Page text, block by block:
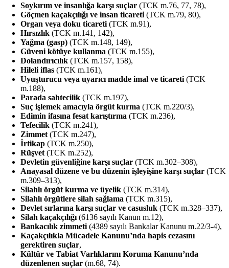
Soykırım ve insanlığa karşı suçlar (TCK m.76, 77, 78),
Göçmen kaçakçılığı ve insan ticareti (TCK m.79, 80),
Organ veya doku ticareti (TCK m.91),
Hırsızlık (TCK m.141, 142),
Yağma (gasp) (TCK m.148, 149),
Güveni kötüye kullanma (TCK m.155),
Dolandırıcılık (TCK m.157, 158),
Hileli iflas (TCK m.161),
Uyuşturucu veya uyarıcı madde imal ve ticareti (TCK
m.188),
Parada sahtecilik (TCK m.197),
Suç işlemek amacıyla örgüt kurma (TCK m.220/3),
Edimin ifasına fesat karıştırma (TCK m.236),
Tefecilik (TCK m.241),
Zimmet (TCK m.247),
İrtikap (TCK m.250),
Rüşvet (TCK m.252),
Devletin güvenliğine karşı suçlar (TCK m.302–308),
Anayasal düzene ve bu düzenin işleyişine karşı suçlar (TCK
m.309–313),
Silahlı örgüt kurma ve üyelik (TCK m.314),
Silahlı örgütlere silah sağlama (TCK m.315),
Devlet sırlarına karşı suçlar ve casusluk (TCK m.328–337),
Silah kaçakçılığı (6136 sayılı Kanun m.12),
Bankacılık zimmeti (4389 sayılı Bankalar Kanunu m.22/3-4),
Kaçakçılıkla Mücadele Kanunu’nda hapis cezasını
gerektiren suçlar,
Kültür ve Tabiat Varlıklarını Koruma Kanunu’nda
düzenlenen suçlar (m.68, 74).